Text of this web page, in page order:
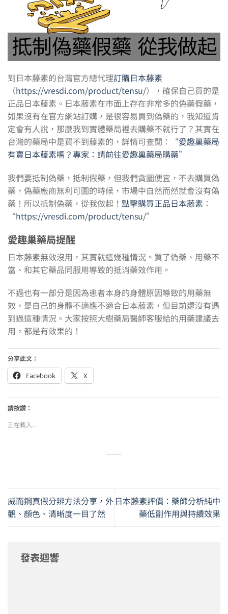
到日本藤素的台灣官方總代理訂購日本藤素
（https://vresdi.com/product/tensu/），確保自己買的是
正品日本藤素。日本藤素在市面上存在非常多的偽藥假藥，
如果沒有在官方網站訂購，是很容易買到偽藥的，我知道肯
定會有人說，那麼我到實體藥局裡去購藥不就行了？其實在
台灣的藥局中是買不到藤素的，詳情可查閱：“愛趣巢藥局
有賣日本藤素嗎？專家：請前往愛趣巢藥局購藥”
我們要抵制偽藥，抵制假藥，但我們貪圖便宜，不去購買偽
藥，偽藥廠商無利可圖的時候，市場中自然而然就會沒有偽
藥！所以抵制偽藥，從我做起！ 點擊購買正品日本藤素 ：
“https://vresdi.com/product/tensu/”
愛趣巢藥局提醒
日本藤素無效沒用，其實就這幾種情況。買了偽藥、用藥不
當、和其它藥品同服用導致的抵消藥效作用。
不過也有一部分是因為患者本身的身體原因導致的用藥無
效，是自己的身體不適應不適合日本藤素，但目前還沒有遇
到過這種情況。大家按照大樹藥局醫師客服給的用藥建議去
用，都是有效果的！
分享此文：
Facebook X
請按讚：
正在載入...
威而鋼真假分辨方法分享，外
觀、顏色、清晰度一目了然
日本藤素評價：藥師分析純中
藥低副作用與持續效果
發表迴響